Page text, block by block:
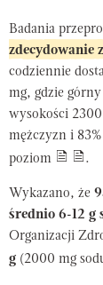
Badania
zdecydowanie
codziennie
mg, gdzie
wysokości
mężczyzn i
poziom
.
Wykazano, że
średnio 6-12 g
Organizacji
g (2000 mg